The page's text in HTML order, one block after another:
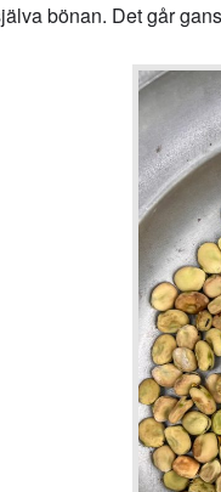
bönan. Det går